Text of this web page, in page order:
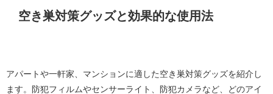
空き巣対策グッズと効果的な使用法
アパートや一軒家、マンションに適した空き巣対策グッズを紹介し
ます。防犯フィルムやセンサーライト、防犯カメラなど、どのアイ